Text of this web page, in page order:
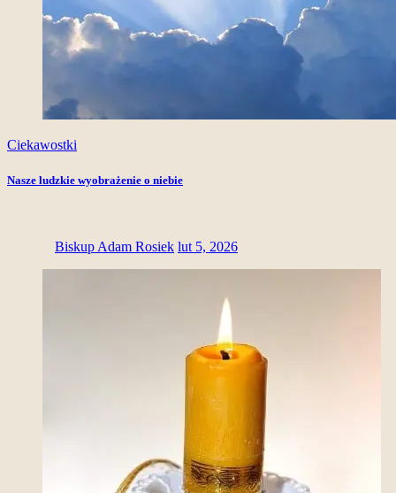
Ciekawostki
Nasze ludzkie wyobrażenie o niebie
Biskup Adam Rosiek lut 5, 2026